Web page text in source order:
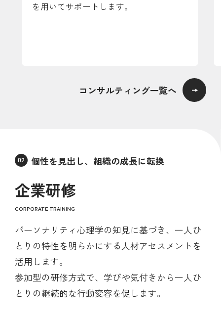
を用いてサポートします。
コンサルティング一覧へ
個性を見出し、組織の成長に転換
企業研修
CORPORATE TRAINING
パーソナリティ心理学の知見に基づき、一人ひ
とりの特性を明らかにする人材アセスメントを
活用します。
参加型の研修方式で、学びや気付きから一人ひ
とりの継続的な行動変容を促します。